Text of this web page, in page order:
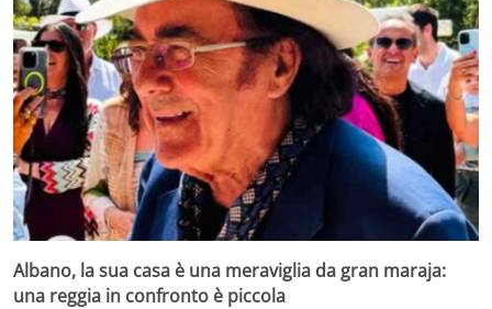
Albano, la sua casa è una meraviglia da gran maraja:
una reggia in confronto è piccola